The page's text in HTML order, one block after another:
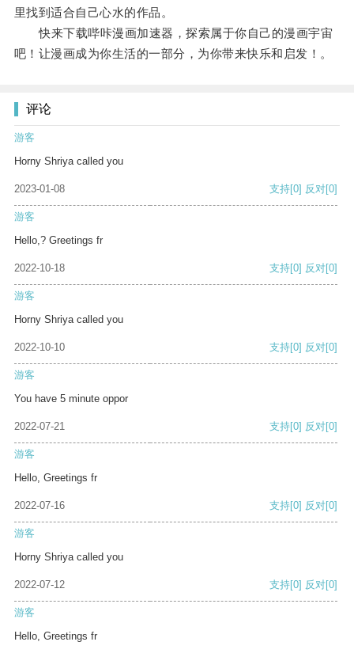
里找到适合自己心水的作品。
快来下载哔咔漫画加速器，探索属于你自己的漫画宇宙
吧！让漫画成为你生活的一部分，为你带来快乐和启发！。
评论
游客
Horny Shriya called you
2023-01-08 支持[0] 反对[0]
游客
Hello,? Greetings fr
2022-10-18 支持[0] 反对[0]
游客
Horny Shriya called you
2022-10-10 支持[0] 反对[0]
游客
You have 5 minute oppor
2022-07-21 支持[0] 反对[0]
游客
Hello, Greetings fr
2022-07-16 支持[0] 反对[0]
游客
Horny Shriya called you
2022-07-12 支持[0] 反对[0]
游客
Hello, Greetings fr